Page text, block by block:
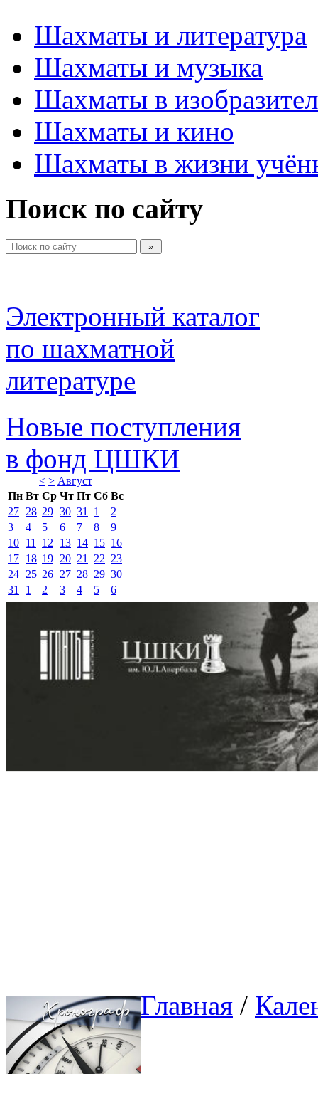
Шахматы и литература
Шахматы и музыка
Шахматы в
Шахматы и кино
Шахматы в жизни
Поиск по сайту
Электронный каталог
по шахматной
литературе
Новые поступления
в фонд ЦШКИ
< > Август
Пн Вт Ср Чт Пт Сб Вс
27 28 29 30 31 1
2
3
4 5 6 7 8
9
10 11 12 13 14 15 16
17 18 19 20 21 22 23
24 25 26 27 28 29 30
31
1 2 3 4 5 6
Главная /